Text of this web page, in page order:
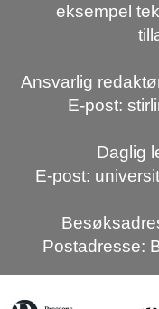
eksempel
Ansvarlig
E-post:
Daglig
E-post:
Postadresse: